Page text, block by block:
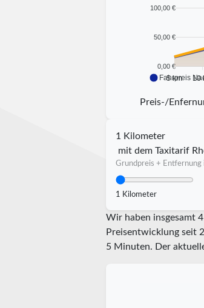
100,00 €
50,00 €
0,00 €
5 km 10
Fahrpreis
Preis-/
1 Kilometer
mit dem Taxitarif
Grundpreis + Entfernung
1 Kilometer
Wir haben insgesamt
Preisentwicklung seit
5 Minuten. Der